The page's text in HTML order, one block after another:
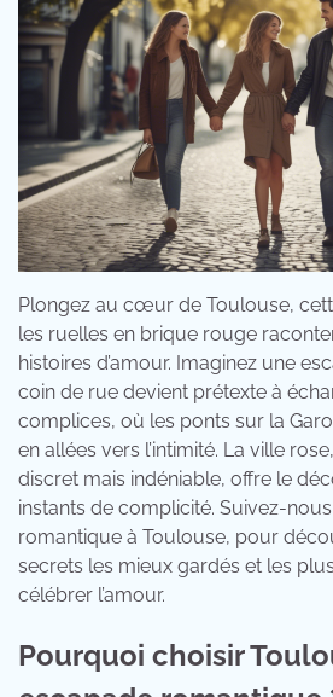
Plongez au cœur de Toulouse,
les ruelles en brique rouge
histoires d’amour. Imaginez une
coin de rue devient prétexte à
complices, où les ponts sur la
en allées vers l’intimité. La ville
discret mais indéniable, offre le
instants de complicité. Suivez-
romantique à Toulouse, pour
secrets les mieux gardés et les
célébrer l’amour.
Pourquoi choisir